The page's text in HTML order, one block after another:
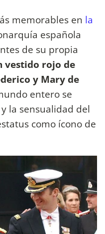
memorables en la
española
de su propia
vestido rojo de
y Mary de
entero se
la sensualidad del
como ícono de